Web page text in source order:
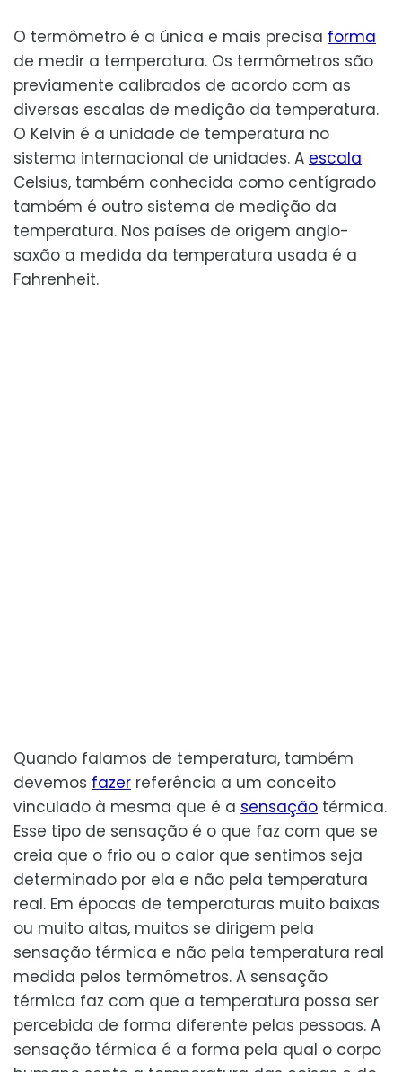
O termômetro é a única e mais precisa forma
de medir a temperatura. Os termômetros são
previamente calibrados de acordo com as
diversas escalas de medição da temperatura.
O Kelvin é a unidade de temperatura no
sistema internacional de unidades. A escala
Celsius, também conhecida como centígrado
também é outro sistema de medição da
temperatura. Nos países de origem anglo-
saxão a medida da temperatura usada é a
Fahrenheit.
Quando falamos de temperatura, também
devemos fazer referência a um conceito
vinculado à mesma que é a sensação térmica.
Esse tipo de sensação é o que faz com que se
creia que o frio ou o calor que sentimos seja
determinado por ela e não pela temperatura
real. Em épocas de temperaturas muito baixas
ou muito altas, muitos se dirigem pela
sensação térmica e não pela temperatura real
medida pelos termômetros. A sensação
térmica faz com que a temperatura possa ser
percebida de forma diferente pelas pessoas. A
sensação térmica é a forma pela qual o corpo